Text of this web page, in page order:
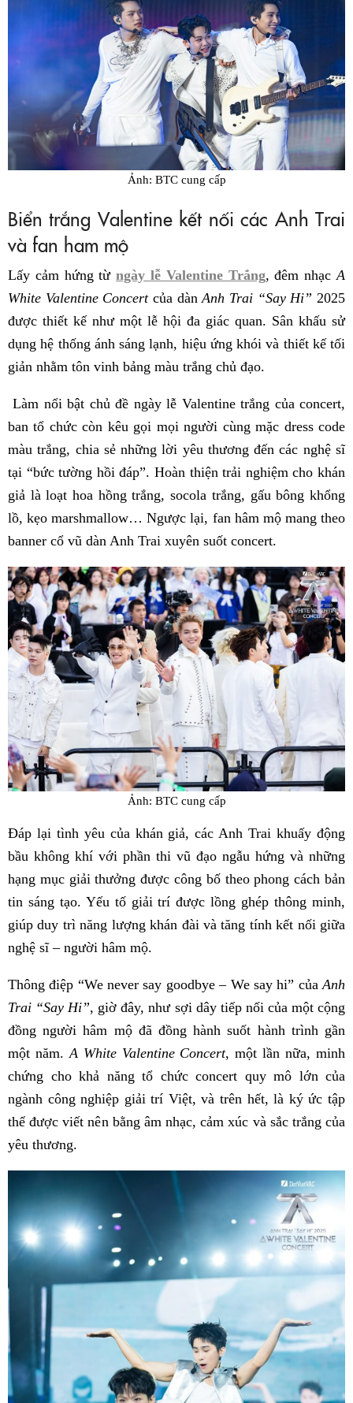
Ảnh: BTC cung cấp
Biển trắng Valentine kết nối các Anh Trai
và fan ham mộ
Lấy cảm hứng từngày lễ Valentine Trắng, đêm nhạcA
White Valentine Concertcủa dànAnh Trai “Say Hi” 2025
được thiết kế như một lễ hội đa giác quan. Sân khấu sử
dụng hệ thống ánh sáng lạnh, hiệu ứng khói và thiết kế tối
giản nhằm tôn vinh bảng màu trắng chủ đạo.
Làm nổi bật chủ đề ngày lễ Valentine trắng của concert,
ban tổ chức còn kêu gọi mọi người cùng mặc dress code
màu trắng, chia sẻ những lời yêu thương đến các nghệ sĩ
tại “bức tường hồi đáp”. Hoàn thiện trải nghiệm cho khán
giả là loạt hoa hồng trắng, socola trắng, gấu bông khổng
lồ, kẹo marshmallow… Ngược lại, fan hâm mộ mang theo
banner cổ vũ dàn Anh Trai xuyên suốt concert.
Ảnh: BTC cung cấp
Đáp lại tình yêu của khán giả, các Anh Trai khuấy động
bầu không khí với phần thi vũ đạo ngẫu hứng và những
hạng mục giải thưởng được công bố theo phong cách bản
tin sáng tạo. Yếu tố giải trí được lồng ghép thông minh,
giúp duy trì năng lượng khán đài và tăng tính kết nối giữa
nghệ sĩ – người hâm mộ.
Thông điệp “We never say goodbye – We say hi” củaAnh
Trai “Say Hi”, giờ đây, như sợi dây tiếp nối của một cộng
đồng người hâm mộ đã đồng hành suốt hành trình gần
một năm.A White Valentine Concert, một lần nữa, minh
chứng cho khả năng tổ chức concert quy mô lớn của
ngành công nghiệp giải trí Việt, và trên hết, là ký ức tập
thể được viết nên bằng âm nhạc, cảm xúc và sắc trắng của
yêu thương.